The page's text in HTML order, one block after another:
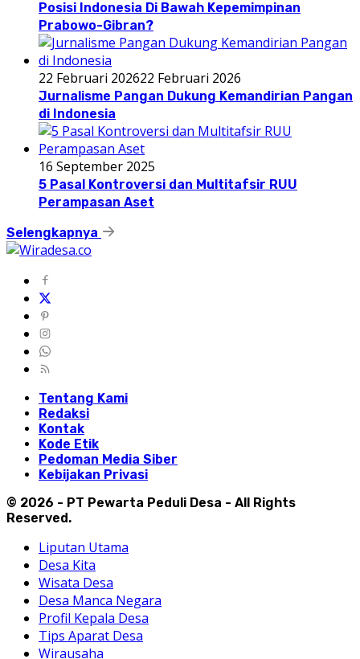
Posisi Indonesia Di Bawah Kepemimpinan
Prabowo-Gibran?
22 Februari 202622 Februari 2026
Jurnalisme Pangan Dukung Kemandirian Pangan
di Indonesia
16 September 2025
5 Pasal Kontroversi dan Multitafsir RUU
Perampasan Aset
Selengkapnya
Tentang Kami
Redaksi
Kontak
Kode Etik
Pedoman Media Siber
Kebijakan Privasi
© 2026 - PT Pewarta Peduli Desa - All Rights
Reserved.
Liputan Utama
Desa Kita
Wisata Desa
Desa Manca Negara
Profil Kepala Desa
Tips Aparat Desa
Wirausaha